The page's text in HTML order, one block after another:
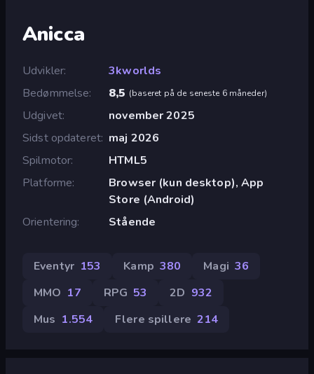
Anicca
Udvikler
3kworlds
Bedømmelse
8,5 (baseret på de seneste 6 måneder)
Udgivet
november 2025
Sidst opdateret maj 2026
Spilmotor
HTML5
Platforme
Browser (kun desktop), App
Store (Android)
Orientering
Stående
Eventyr 153 Kamp 380 Magi 36
MMO 17 RPG 53 2D 932
Mus 1.554 Flere spillere 214